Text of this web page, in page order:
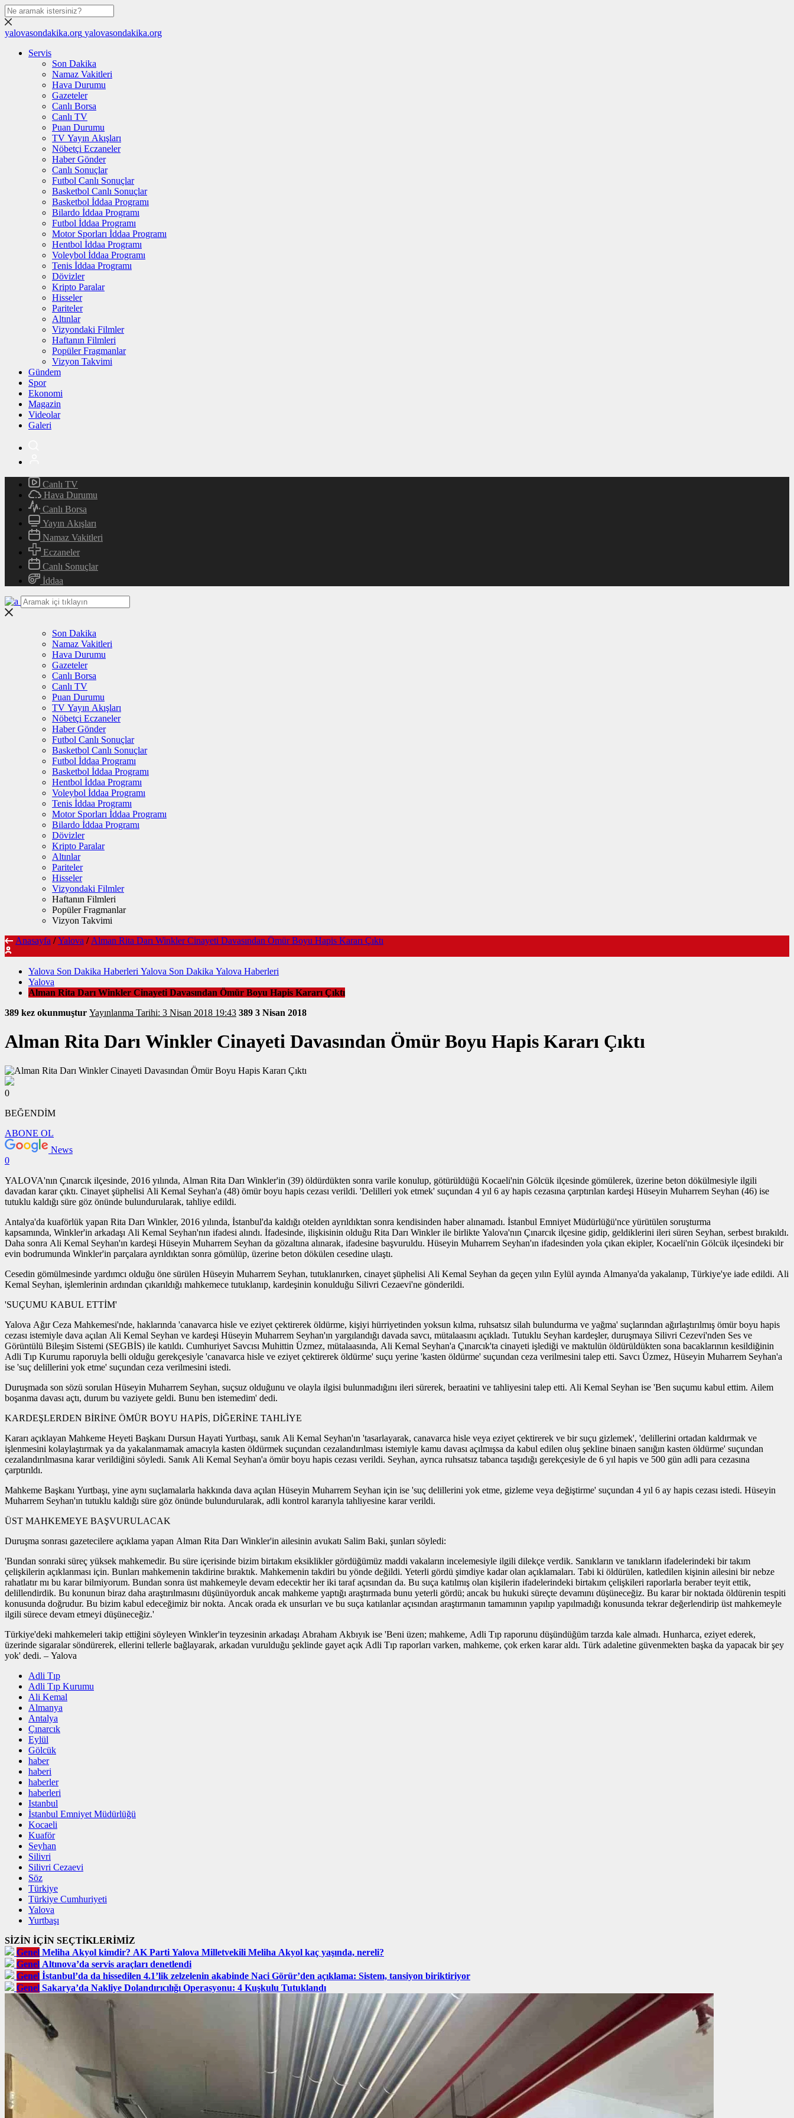
yalovasondakika.org yalovasondakika.org
Servis
Son Dakika
Namaz Vakitleri
Hava Durumu
Gazeteler
Canlı Borsa
Canlı TV
Puan Durumu
TV Yayın Akışları
Nöbetçi Eczaneler
Haber Gönder
Canlı Sonuçlar
Futbol Canlı Sonuçlar
Basketbol Canlı Sonuçlar
Basketbol İddaa Programı
Bilardo İddaa Programı
Futbol İddaa Programı
Motor Sporları İddaa Programı
Hentbol İddaa Programı
Voleybol İddaa Programı
Tenis İddaa Programı
Dövizler
Kripto Paralar
Hisseler
Pariteler
Altınlar
Vizyondaki Filmler
Haftanın Filmleri
Popüler Fragmanlar
Vizyon Takvimi
Gündem
Spor
Ekonomi
Magazin
Videolar
Galeri
Canlı TV
Hava Durumu
Canlı Borsa
Yayın Akışları
Namaz Vakitleri
Eczaneler
Canlı Sonuçlar
İddaa
Son Dakika
Namaz Vakitleri
Hava Durumu
Gazeteler
Canlı Borsa
Canlı TV
Puan Durumu
TV Yayın Akışları
Nöbetçi Eczaneler
Haber Gönder
Futbol Canlı Sonuçlar
Basketbol Canlı Sonuçlar
Futbol İddaa Programı
Basketbol İddaa Programı
Hentbol İddaa Programı
Voleybol İddaa Programı
Tenis İddaa Programı
Motor Sporları İddaa Programı
Bilardo İddaa Programı
Dövizler
Kripto Paralar
Altınlar
Pariteler
Hisseler
Vizyondaki Filmler
Haftanın Filmleri
Popüler Fragmanlar
Vizyon Takvimi
Anasayfa / Yalova / Alman Rita Darı Winkler Cinayeti Davasından Ömür Boyu Hapis Kararı Çıktı
Yalova Son Dakika Haberleri Yalova Son Dakika Yalova Haberleri
Yalova
Alman Rita Darı Winkler Cinayeti Davasından Ömür Boyu Hapis Kararı Çıktı
389 kez okunmuştur
Yayınlanma Tarihi: 3 Nisan 2018 19:43 389 3 Nisan 2018
Alman Rita Darı Winkler Cinayeti Davasından Ömür Boyu Hapis Kararı Çıktı
0
BEĞENDİM
ABONE OL
News
0
YALOVA'nın Çınarcık ilçesinde, 2016 yılında, Alman Rita Darı Winkler'in (39) öldürdükten sonra varile konulup, götürüldüğü Kocaeli'nin Gölcük ilçesinde gömülerek, üzerine beton dökülmesiyle ilgili
davadan karar çıktı. Cinayet şüphelisi Ali Kemal Seyhan'a (48) ömür boyu hapis cezası verildi. 'Delilleri yok etmek' suçundan 4 yıl 6 ay hapis cezasına çarptırılan kardeşi Hüseyin Muharrem Seyhan (46) ise
tutuklu kaldığı süre göz önünde bulundurularak, tahliye edildi.
Antalya'da kuaförlük yapan Rita Darı Winkler, 2016 yılında, İstanbul'da kaldığı otelden ayrıldıktan sonra kendisinden haber alınamadı. İstanbul Emniyet Müdürlüğü'nce yürütülen soruşturma
kapsamında, Winkler'in arkadaşı Ali Kemal Seyhan'nın ifadesi alındı. İfadesinde, ilişkisinin olduğu Rita Darı Winkler ile birlikte Yalova'nın Çınarcık ilçesine gidip, geldiklerini ileri süren Seyhan, serbest bırakıldı.
Daha sonra Ali Kemal Seyhan'ın kardeşi Hüseyin Muharrem Seyhan da gözaltına alınarak, ifadesine başvuruldu. Hüseyin Muharrem Seyhan'ın ifadesinden yola çıkan ekipler, Kocaeli'nin Gölcük ilçesindeki bir
evin bodrumunda Winkler'in parçalara ayrıldıktan sonra gömülüp, üzerine beton dökülen cesedine ulaştı.
Cesedin gömülmesinde yardımcı olduğu öne sürülen Hüseyin Muharrem Seyhan, tutuklanırken, cinayet şüphelisi Ali Kemal Seyhan da geçen yılın Eylül ayında Almanya'da yakalanıp, Türkiye'ye iade edildi. Ali
Kemal Seyhan, işlemlerinin ardından çıkarıldığı mahkemece tutuklanıp, kardeşinin konulduğu Silivri Cezaevi'ne gönderildi.
'SUÇUMU KABUL ETTİM'
Yalova Ağır Ceza Mahkemesi'nde, haklarında 'canavarca hisle ve eziyet çektirerek öldürme, kişiyi hürriyetinden yoksun kılma, ruhsatsız silah bulundurma ve yağma' suçlarından ağırlaştırılmış ömür boyu hapis
cezası istemiyle dava açılan Ali Kemal Seyhan ve kardeşi Hüseyin Muharrem Seyhan'ın yargılandığı davada savcı, mütalaasını açıkladı. Tutuklu Seyhan kardeşler, duruşmaya Silivri Cezevi'nden Ses ve
Görüntülü Bileşim Sistemi (SEGBİS) ile katıldı. Cumhuriyet Savcısı Muhittin Üzmez, mütalaasında, Ali Kemal Seyhan'a Çınarcık'ta cinayeti işlediği ve maktulün öldürüldükten sona bacaklarının kesildiğinin
Adli Tıp Kurumu raporuyla belli olduğu gerekçesiyle 'canavarca hisle ve eziyet çektirerek öldürme' suçu yerine 'kasten öldürme' suçundan ceza verilmesini talep etti. Savcı Üzmez, Hüseyin Muharrem Seyhan'a
ise 'suç delillerini yok etme' suçundan ceza verilmesini istedi.
Duruşmada son sözü sorulan Hüseyin Muharrem Seyhan, suçsuz olduğunu ve olayla ilgisi bulunmadığını ileri sürerek, beraatini ve tahliyesini talep etti. Ali Kemal Seyhan ise 'Ben suçumu kabul ettim. Ailem
boşanma davası açtı, durum bu vaziyete geldi. Bunu ben istemedim' dedi.
KARDEŞLERDEN BİRİNE ÖMÜR BOYU HAPİS, DİĞERİNE TAHLİYE
Kararı açıklayan Mahkeme Heyeti Başkanı Dursun Hayati Yurtbaşı, sanık Ali Kemal Seyhan'ın 'tasarlayarak, canavarca hisle veya eziyet çektirerek ve bir suçu gizlemek', 'delillerini ortadan kaldırmak ve
işlenmesini kolaylaştırmak ya da yakalanmamak amacıyla kasten öldürmek suçundan cezalandırılması istemiyle kamu davası açılmışsa da kabul edilen oluş şekline binaen sanığın kasten öldürme' suçundan
cezalandırılmasına karar verildiğini söyledi. Sanık Ali Kemal Seyhan'a ömür boyu hapis cezası verildi. Seyhan, ayrıca ruhsatsız tabanca taşıdığı gerekçesiyle de 6 yıl hapis ve 500 gün adli para cezasına
çarptırıldı.
Mahkeme Başkanı Yurtbaşı, yine aynı suçlamalarla hakkında dava açılan Hüseyin Muharrem Seyhan için ise 'suç delillerini yok etme, gizleme veya değiştirme' suçundan 4 yıl 6 ay hapis cezası istedi. Hüseyin
Muharrem Seyhan'ın tutuklu kaldığı süre göz önünde bulundurularak, adli kontrol kararıyla tahliyesine karar verildi.
ÜST MAHKEMEYE BAŞVURULACAK
Duruşma sonrası gazetecilere açıklama yapan Alman Rita Darı Winkler'in ailesinin avukatı Salim Baki, şunları söyledi:
'Bundan sonraki süreç yüksek mahkemedir. Bu süre içerisinde bizim birtakım eksiklikler gördüğümüz maddi vakaların incelemesiyle ilgili dilekçe verdik. Sanıkların ve tanıkların ifadelerindeki bir takım
çelişkilerin açıklanması için. Bunları mahkemenin takdirine bıraktık. Mahkemenin takdiri bu yönde değildi. Yeterli gördü şimdiye kadar olan açıklamaları. Tabi ki öldürülen, katledilen kişinin ailesini bir nebze
rahatlatır mı bu karar bilmiyorum. Bundan sonra üst mahkemeyle devam edecektir her iki taraf açısından da. Bu suça katılmış olan kişilerin ifadelerindeki birtakım çelişkileri raporlarla beraber teyit ettik,
delillendirdik. Bu konunun biraz daha araştırılmasını düşünüyorduk ancak mahkeme yaptığı araştırmada bunu yeterli gördü; ancak bu hukuki süreçte devamını düşüneceğiz. Bu karar bir noktada öldürenin tespiti
konusunda doğrudur. Bu bizim kabul edeceğimiz bir nokta. Ancak orada ek unsurları ve bu suça katılanlar açısından araştırmanın tamamının yapılıp yapılmadığı konusunda tekrar değerlendirip üst mahkemeyle
ilgili sürece devam etmeyi düşüneceğiz.'
Türkiye'deki mahkemeleri takip ettiğini söyleyen Winkler'in teyzesinin arkadaşı Abraham Akbıyık ise 'Beni üzen; mahkeme, Adli Tıp raporunu düşündüğüm tarzda kale almadı. Hunharca, eziyet ederek,
üzerinde sigaralar söndürerek, ellerini tellerle bağlayarak, arkadan vurulduğu şeklinde gayet açık Adli Tıp raporları varken, mahkeme, çok erken karar aldı. Türk adaletine güvenmekten başka da yapacak bir şey
yok' dedi. – Yalova
Adli Tıp
Adli Tıp Kurumu
Ali Kemal
Almanya
Antalya
Çınarcık
Eylül
Gölcük
haber
haberi
haberler
haberleri
Istanbul
İstanbul Emniyet Müdürlüğü
Kocaeli
Kuaför
Seyhan
Silivri
Silivri Cezaevi
Söz
Türkiye
Türkiye Cumhuriyeti
Yalova
Yurtbaşı
SİZİN İÇİN SEÇTİKLERİMİZ
Genel Meliha Akyol kimdir? AK Parti Yalova Milletvekili Meliha Akyol kaç yaşında, nereli?
Genel Altınova’da servis araçları denetlendi
Genel İstanbul’da da hissedilen 4.1’lik zelzelenin akabinde Naci Görür’den açıklama: Sistem, tansiyon biriktiriyor
Genel Sakarya’da Nakliye Dolandırıcılığı Operasyonu: 4 Kuşkulu Tutuklandı